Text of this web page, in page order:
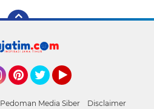
Pedoman Media Siber Disclaimer